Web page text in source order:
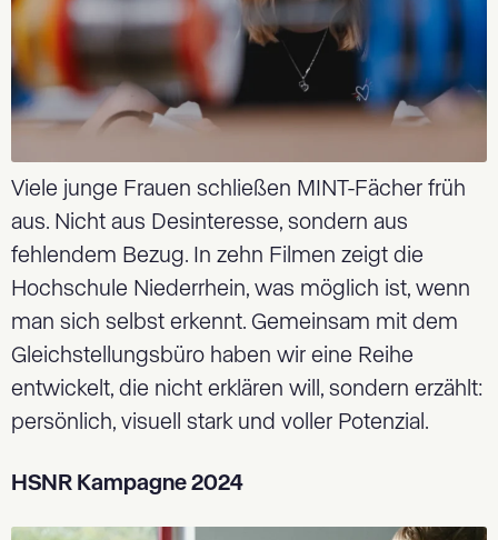
Viele junge Frauen schließen MINT-Fächer früh
aus. Nicht aus Desinteresse, sondern aus
fehlendem Bezug. In zehn Filmen zeigt die
Hochschule Niederrhein, was möglich ist, wenn
man sich selbst erkennt. Gemeinsam mit dem
Gleichstellungsbüro haben wir eine Reihe
entwickelt, die nicht erklären will, sondern erzählt:
persönlich, visuell stark und voller Potenzial.
HSNR Kampagne 2024